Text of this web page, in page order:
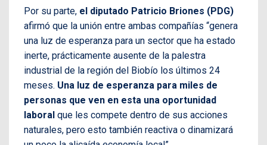
Por su parte, el diputado Patricio Briones (PDG)
afirmó que la unión entre ambas compañías “genera
una luz de esperanza para un sector que ha estado
inerte, prácticamente ausente de la palestra
industrial de la región del Biobío los últimos 24
meses. Una luz de esperanza para miles de
personas que ven en esta una oportunidad
laboral que les compete dentro de sus acciones
naturales, pero esto también reactiva o dinamizará